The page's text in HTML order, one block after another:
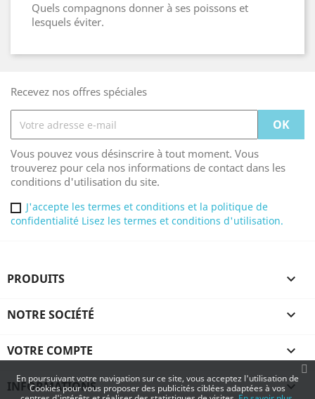
Quels compagnons donner à ses poissons et
lesquels éviter.
Recevez nos offres spéciales
Vous pouvez vous désinscrire à tout moment. Vous
trouverez pour cela nos informations de contact dans les
conditions d'utilisation du site.
J'accepte les termes et conditions et la politique de
confidentialité Lisez les termes et conditions d'utilisation.
PRODUITS 
NOTRE SOCIÉTÉ 
VOTRE COMPTE 
INFORMATIONS 
En poursuivant votre navigation sur ce site, vous acceptez l'utilisation de
Cookies pour vous proposer des publicités ciblées adaptées à vos